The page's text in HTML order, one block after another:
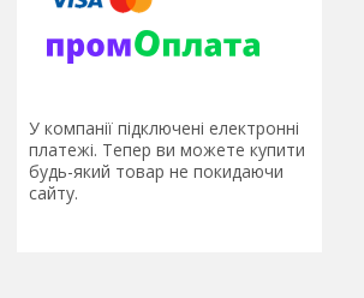
У компанії підключені електронні
платежі. Тепер ви можете купити
будь-який товар не покидаючи
сайту.